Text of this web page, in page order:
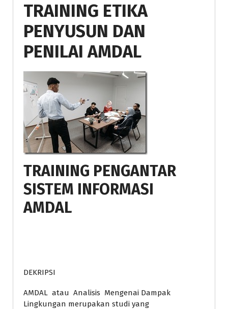
TRAINING ETIKA
PENYUSUN DAN
PENILAI AMDAL
TRAINING PENGANTAR
SISTEM INFORMASI
AMDAL
DEKRIPSI
AMDAL atau Analisis Mengenai Dampak
Lingkungan merupakan studi yang